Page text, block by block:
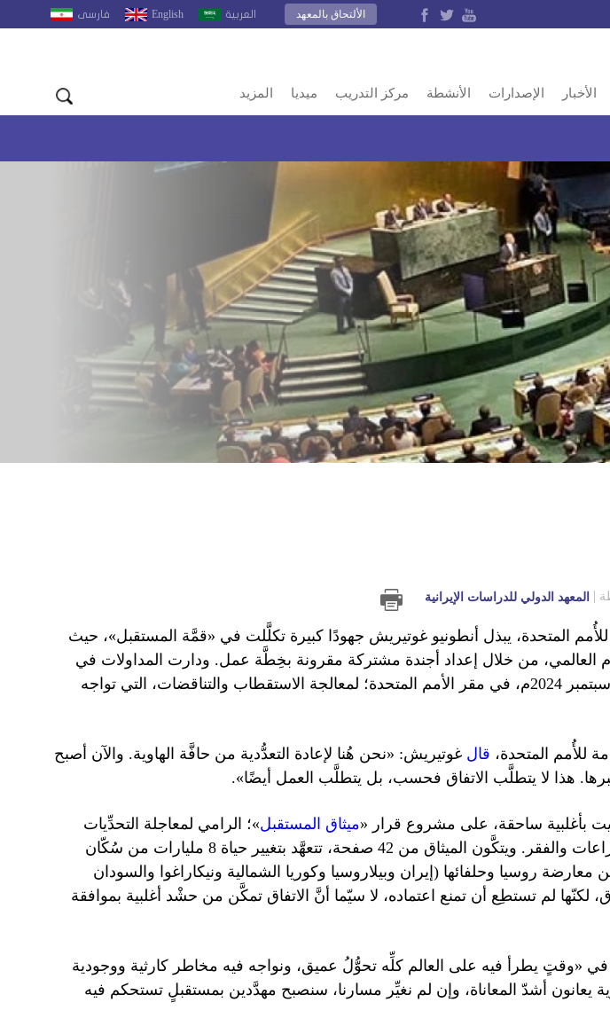
العربية English فارسى الألتحاق بالمعهد
الأخبار الإصدارات الأنشطة مركز التدريب ميديا المزيد
المعهد الدولي للدراسات الإيرانية
للأُمم المتحدة، يبذل أنطونيو غوتيريش جهودًا كبيرة تكلَّلت في «قمَّة المستقبل»، حيث
العالمي، من خلال إعداد أجندة مشتركة مقرونة بخِطَّة عمل. ودارت المداولات في
الفترة من 20 سبتمبر إلى 23 سبتمبر 2024م، في مقر الأمم المتحدة؛ لمعالجة الاستقطاب والتناقضات، التي تواجه
للأُمم المتحدة، قال غوتيريش: «نحن هُنا لإعادة التعدُّدية من حافَّة الهاوية. والآن أصبح
هذا لا يتطلَّب الاتفاق فحسب، بل يتطلَّب العمل أيضًا».
بأغلبية ساحقة، على مشروع قرار «ميثاق المستقبل»؛ الرامي لمعاجلة التحدِّيات
العالمية من تغيُّر المناخ والصراعات والفقر. ويتكَّون الميثاق من 42 صفحة، تتعهَّد بتغيير حياة 8 مليارات من سُكّان
روسيا وحلفائها (إيران وبيلاروسيا وكوريا الشمالية ونيكاراغوا والسودان
لكنّها لم تستطِع أن تمنع اعتماده، لا سيّما أنَّ الاتفاق تمكَّن من حشْد أغلبية بموافقة
في «وقتٍ يطرأ فيه على العالم كلِّه تحوُّلُ عميق، ونواجه فيه مخاطر كارثية ووجودية
يعانون أشدّ المعاناة، وإن لم نغيِّر مسارنا، سنصبح مهدَّدين بمستقبلٍ تستحكم فيه